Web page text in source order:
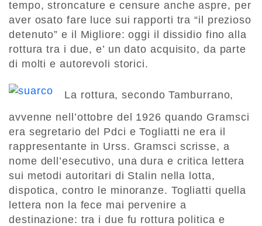
tempo, stroncature e censure anche aspre, per
aver osato fare luce sui rapporti tra “il prezioso
detenuto” e il Migliore: oggi il dissidio fino alla
rottura tra i due, e’ un dato acquisito, da parte
di molti e autorevoli storici.
La rottura, secondo Tamburrano,
avvenne nell’ottobre del 1926 quando Gramsci
era segretario del Pdci e Togliatti ne era il
rappresentante in Urss. Gramsci scrisse, a
nome dell’esecutivo, una dura e critica lettera
sui metodi autoritari di Stalin nella lotta,
dispotica, contro le minoranze. Togliatti quella
lettera non la fece mai pervenire a
destinazione: tra i due fu rottura politica e